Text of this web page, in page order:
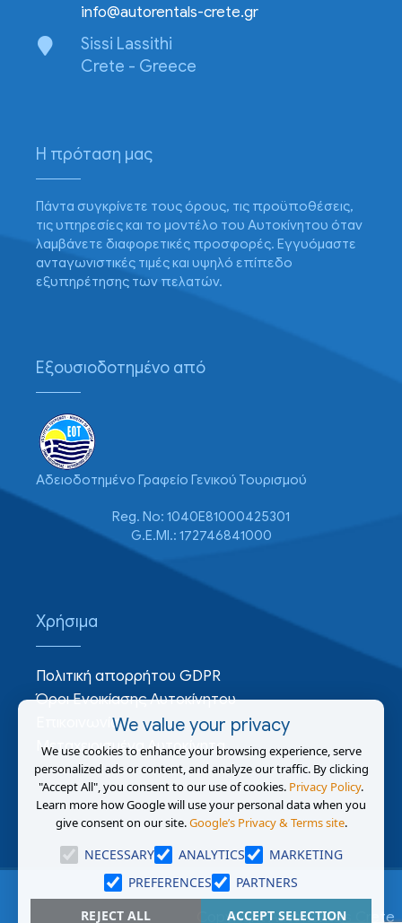
info@autorentals-crete.gr
Sissi Lassithi
Crete - Greece
Η πρόταση μας
Πάντα συγκρίνετε τους όρους, τις προϋποθέσεις,
τις υπηρεσίες και το μοντέλο του Αυτοκίνητου όταν
λαμβάνετε διαφορετικές προσφορές. Εγγυόμαστε
ανταγωνιστικές τιμές και υψηλό επίπεδο
εξυπηρέτησης των πελατών.
Εξουσιοδοτημένο από
Αδειοδοτημένο Γραφείο Γενικού Τουρισμού
Reg. No: 1040E81000425301
G.E.MI.: 172746841000
Χρήσιμα
Πολιτική απορρήτου GDPR
Όροι Ενοικίασης Αυτοκίνητου
Επικοινωνία
Μεταχειρισμένα Αυτοκίνητα
Copyright AutoRentals Crete
We value your privacy
We use cookies to enhance your browsing experience, serve
personalized ads or content, and analyze our traffic. By clicking
"Accept All", you consent to our use of cookies. Privacy Policy.
Learn more how Google will use your personal data when you
give consent on our site.Google’s Privacy & Terms site.
NECESSARY ANALYTICS
MARKETING
PREFERENCES
PARTNERS
REJECT ALL
ACCEPT SELECTION